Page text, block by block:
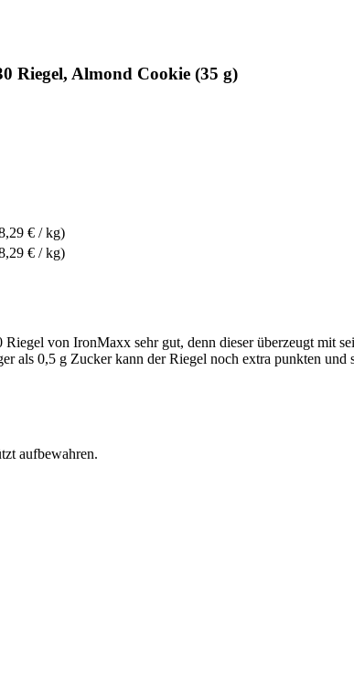
Riegel, Almond Cookie (35 g)
€ / kg)
€ / kg)
von IronMaxx sehr gut, denn dieser überzeugt mit
als 0,5 g Zucker kann der Riegel noch extra punkten und
aufbewahren.